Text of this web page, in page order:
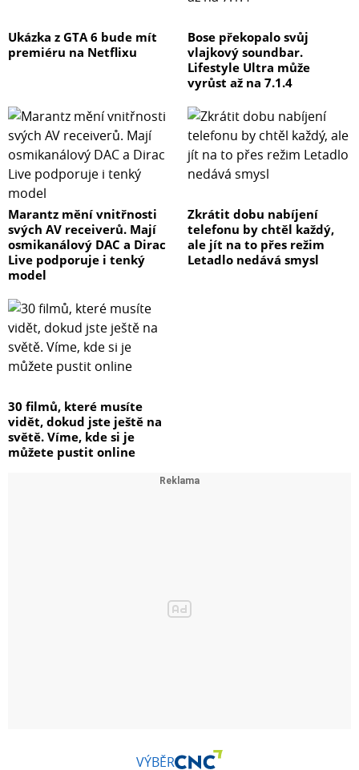
Ukázka z GTA 6 bude mít
premiéru na Netflixu
Bose překopalo svůj
vlajkový soundbar.
Lifestyle Ultra může
vyrůst až na 7.1.4
Marantz mění vnitřnosti
svých AV receiverů. Mají
osmikanálový DAC a Dirac
Live podporuje i tenký
model
Zkrátit dobu nabíjení
telefonu by chtěl každý,
ale jít na to přes režim
Letadlo nedává smysl
30 filmů, které musíte
vidět, dokud jste ještě na
světě. Víme, kde si je
můžete pustit online
VÝBĚR